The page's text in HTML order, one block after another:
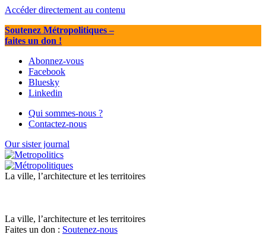
Accéder directement au contenu
Soutenez Métropolitiques–
faites un don !
Abonnez-vous
Facebook
Bluesky
Linkedin
Qui sommes-nous ?
Contactez-nous
Our sister journal
La ville, l’architecture et les territoires
La ville, l’architecture et les territoires
Faites un don : Soutenez-nous